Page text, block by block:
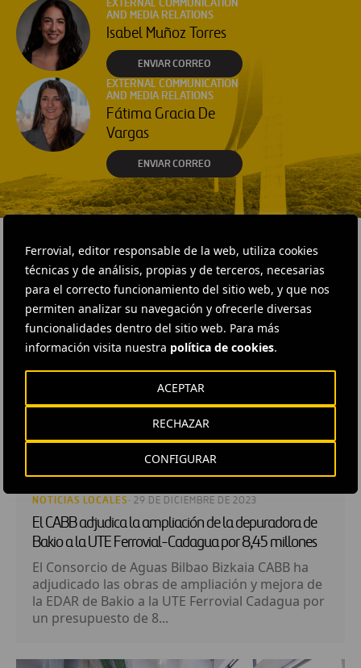
Ferrovial, editor responsable de la web, utiliza cookies
técnicas y de análisis, propias y de terceros, necesarias
para el correcto funcionamiento del sitio web, y que nos
permiten analizar su navegación y ofrecerle diversas
funcionalidades dentro del sitio web. Para más
información visita nuestra política de cookies.
CONFIGURAR
RECHAZAR
ACEPTAR
EXTERNAL COMMUNICATION
AND MEDIA RELATIONS
Isabel Muñoz Torres
ENVIAR CORREO
EXTERNAL COMMUNICATION
AND MEDIA RELATIONS
Fátima Gracia De
Vargas
ENVIAR CORREO
RELACIONADOS
NOTICIAS LOCALES · 29 DE DICIEMBRE DE 2023
El CABB adjudica la ampliación de la depuradora de
Bakio a la UTE Ferrovial-Cadagua por 8,45 millones
El Consorcio de Aguas Bilbao Bizkaia CABB ha
adjudicado las obras de ampliación y mejora de
la EDAR de Bakio a la UTE Ferrovial Cadagua por
un presupuesto de 8...